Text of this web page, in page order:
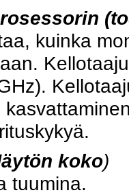
kuinka
koko)
tuumina.